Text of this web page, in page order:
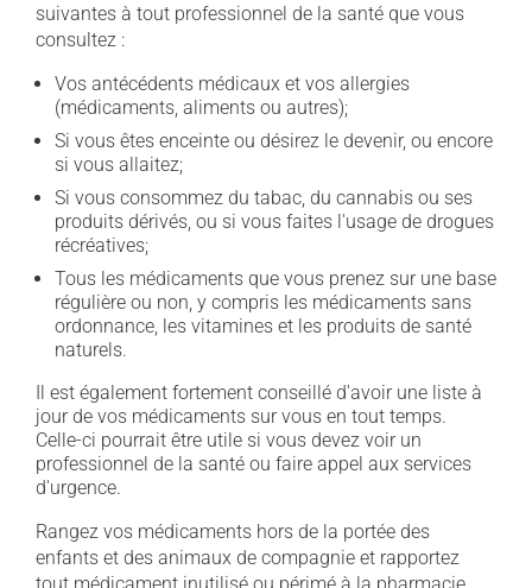
suivantes à tout professionnel de la santé que vous
consultez :
Vos antécédents médicaux et vos allergies
(médicaments, aliments ou autres);
Si vous êtes enceinte ou désirez le devenir, ou encore
si vous allaitez;
Si vous consommez du tabac, du cannabis ou ses
produits dérivés, ou si vous faites l'usage de drogues
récréatives;
Tous les médicaments que vous prenez sur une base
régulière ou non, y compris les médicaments sans
ordonnance, les vitamines et les produits de santé
naturels.
Il est également fortement conseillé d'avoir une liste à
jour de vos médicaments sur vous en tout temps.
Celle-ci pourrait être utile si vous devez voir un
professionnel de la santé ou faire appel aux services
d'urgence.
Rangez vos médicaments hors de la portée des
enfants et des animaux de compagnie et rapportez